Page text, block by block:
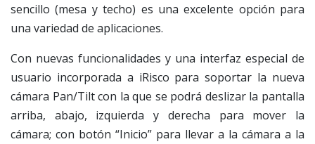
sencillo (mesa y techo) es una excelente opción para
una variedad de aplicaciones.
Con nuevas funcionalidades y una interfaz especial de
usuario incorporada a iRisco para soportar la nueva
cámara Pan/Tilt con la que se podrá deslizar la pantalla
arriba, abajo, izquierda y derecha para mover la
cámara; con botón “Inicio” para llevar a la cámara a la